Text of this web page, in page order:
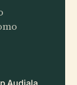
Audiala